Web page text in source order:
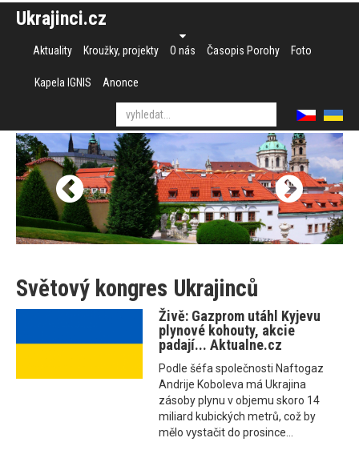
Ukrajinci.cz
Aktuality Kroužky, projekty O nás Časopis Porohy Foto
Kapela IGNIS Anonce
Světový kongres Ukrajinců
Živě: Gazprom utáhl Kyjevu
plynové kohouty, akcie
padají... Aktualne.cz
Podle šéfa společnosti Naftogaz
Andrije Koboleva má Ukrajina
zásoby plynu v objemu skoro 14
miliard kubických metrů, což by
mělo vystačit do prosince...